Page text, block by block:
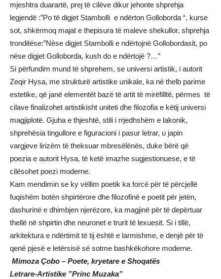
mjeshtra duarartë, prej të cilëve dikur jehonte shprehja
legjendë :”Po të digjet Stambolli e ndërton Golloborda “, kurse
sot, shkërmoq majat e thepisura të maleve shekullor, shprehja
tronditëse:”Nëse digjet Stambolli e ndërtojnë Gollobordasit, po
nëse digjet Golloborda, kush do e ndërtojë ?…”
Si përfundim mund të shprehem, se universi artistik, i autorit
Zeqir Hysa, me strukturë artistike unikale, ka në thelb parime
estetike, që janë elementët bazë të artit të mirëfilltë, përmes të
cilave finalizohet artistikisht uniteti dhe filozofia e këtij universi
magjiplotë. Gjuha e thjeshtë, stili i rrjedhshëm e lakonik,
shprehësia tingullore e figuracioni i pasur letrar, u japin
vargjeve lirizëm të theksuar mbresëlënës, duke bërë që
poezia e autorit Hysa, të ketë imazhe sugjestionuese, e të
cilësohet poezi moderne.
Kam mendimin se ky vëllim poetik ka forcë për të përcjellë
fuqishëm botën shpirtërore dhe filozofinë e poetit për jetën,
dashurinë e dhimbjen njerëzore, ka magjinë për të depërtuar
thellë në shpirtin dhe neuronet e trurit të lexuesit. Si i tillë,
arkitektura e ndërtimit të tij është e larmishme, e denjë për të
qenë pjesë e letërsisë së sotme bashkëkohore moderne.
Mimoza Çobo – Poete, kryetare e Shoqatës
Letrare-Artistike ”Princ Muzaka”